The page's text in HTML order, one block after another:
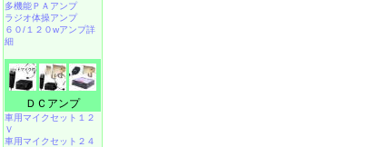
多機能ＰＡアンプ
ラジオ体操アンプ
６０/１２０wアンプ詳
細
ＤＣアンプ
車用マイクセット１２
Ｖ
車用マイクセット２４